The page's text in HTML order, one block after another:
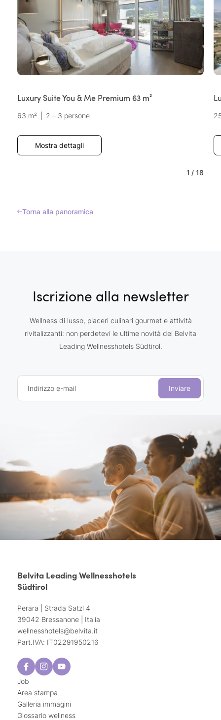
Luxury Suite You & Me Premium 63 m²
63 m² 2 – 3 persone
Mostra dettagli
1 / 18
Torna alla panoramica
Iscrizione alla newsletter
Wellness di lusso, piaceri culinari gourmet e attività
rivitalizzanti: non perdetevi le ultime novità dei Belvita
Leading Wellnesshotels Südtirol.
Indirizzo e-mail Inviare
Belvita Leading Wellnesshotels
Südtirol
Perara | Strada Satzl 4
39042 Bressanone | Italia
wellnesshotels@belvita.it
Part.IVA: IT02291950216
Job
Area stampa
Galleria immagini
Glossario wellness